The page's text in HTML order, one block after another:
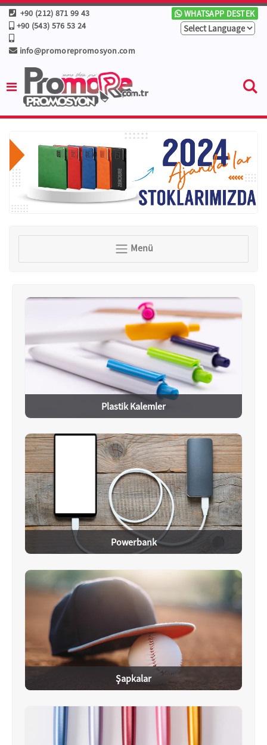
+90 (212) 871 99 43
+90 (543) 576 53 24
info@promorepromosyon.com
WHATSAPP DESTEK
Menü
Plastik Kalemler
Powerbank
Şapkalar